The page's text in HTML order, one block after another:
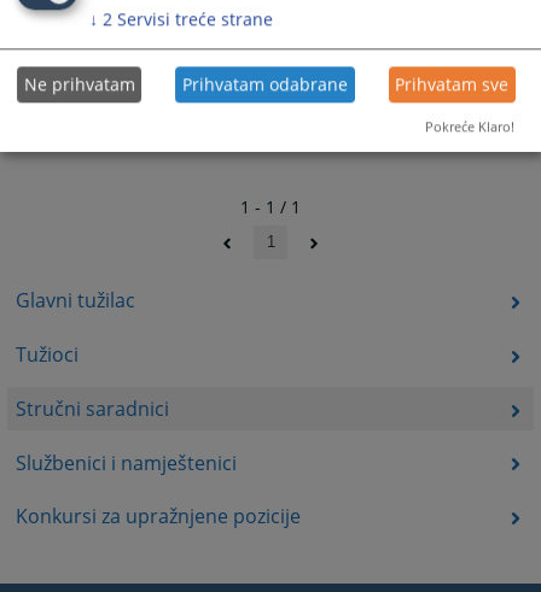
Glavni tužilac
Tužioci
Stručni saradnici
Službenici i namještenici
Konkursi za upražnjene pozicije
1 - 1 / 1
1
↓ 2 Servisi treće strane
Ne prihvatam Prihvatam odabrane Prihvatam sve
Pokreće Klaro!